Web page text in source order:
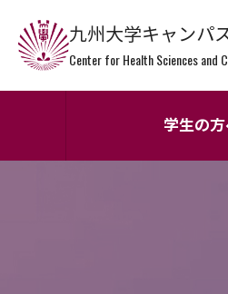
九州大学キャンパ
Center for Health Sciences and
学生の